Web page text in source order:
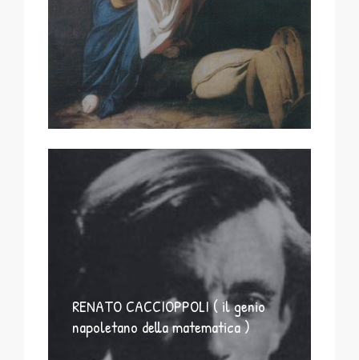
RENATO CACCIOPPOLI ( il genio
napoletano della matematica )